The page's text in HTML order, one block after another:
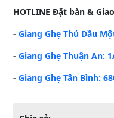
HOTLINE Đặt bàn &
- Giang Ghẹ Thủ Dầu
- Giang Ghẹ Thuận An:
- Giang Ghẹ Tân Bình: